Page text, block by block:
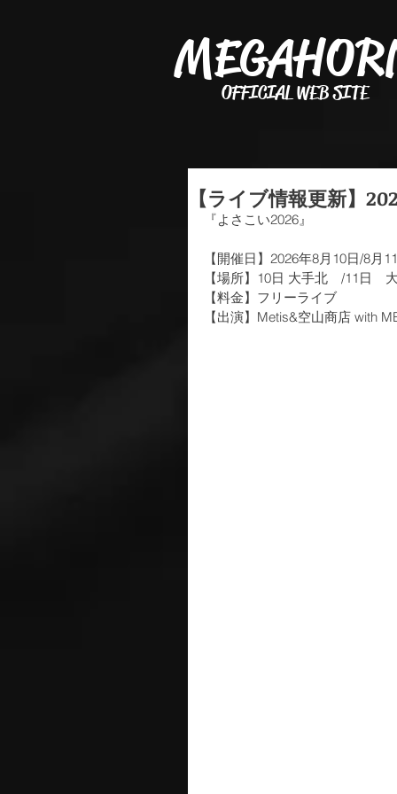
OFFICIAL WEB SITE
【ライブ情報更新】
『よさこい2026』
【開催日】2026年8月10日/8月
【場所】10日 大手北　/11日　
【料金】フリーライブ
【出演】Metis&空山商店 with